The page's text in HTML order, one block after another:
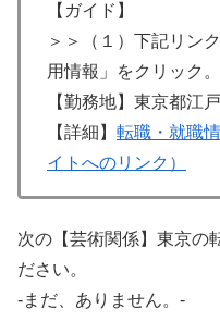
【ガイド】
＞＞（１）下記リン
用情報」をクリック。
【勤務地】東京都江
【詳細】 転職・就職
イトへのリンク）
次の【芸術関係】東京の
ださい。
-まだ、ありません。-